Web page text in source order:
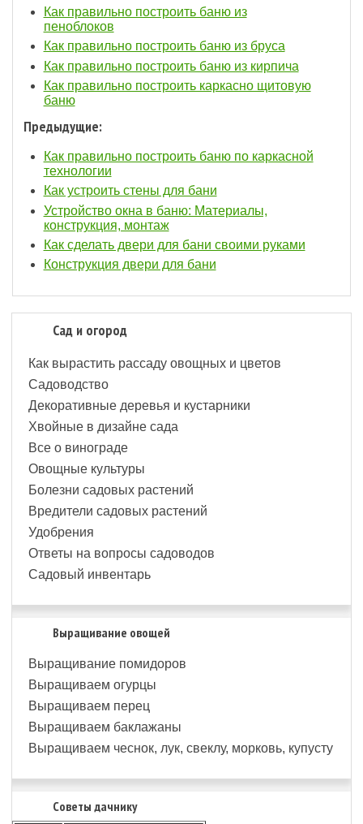
Как правильно построить баню из
пеноблоков
Как правильно построить баню из бруса
Как правильно построить баню из кирпича
Как правильно построить каркасно щитовую
баню
Предыдущие:
Как правильно построить баню по каркасной
технологии
Как устроить стены для бани
Устройство окна в баню: Материалы,
конструкция, монтаж
Как сделать двери для бани своими руками
Конструкция двери для бани
Сад и огород
Как вырастить рассаду овощных и цветов
Садоводство
Декоративные деревья и кустарники
Хвойные в дизайне сада
Все о винограде
Овощные культуры
Болезни садовых растений
Вредители садовых растений
Удобрения
Ответы на вопросы садоводов
Садовый инвентарь
Выращивание овощей
Выращивание помидоров
Выращиваем огурцы
Выращиваем перец
Выращиваем баклажаны
Выращиваем чеснок, лук, свеклу, морковь, купусту
Советы дачнику